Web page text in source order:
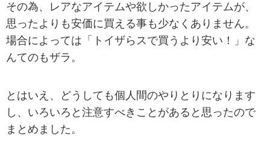
その為、レアなアイテムや欲しかったアイテムが、
思ったよりも安価に買える事も少なくありません。
場合によっては「トイザらスで買うより安い！」な
んてのもザラ。
とはいえ、どうしても個人間のやりとりになります
し、いろいろと注意すべきことがあると思ったので
まとめました。